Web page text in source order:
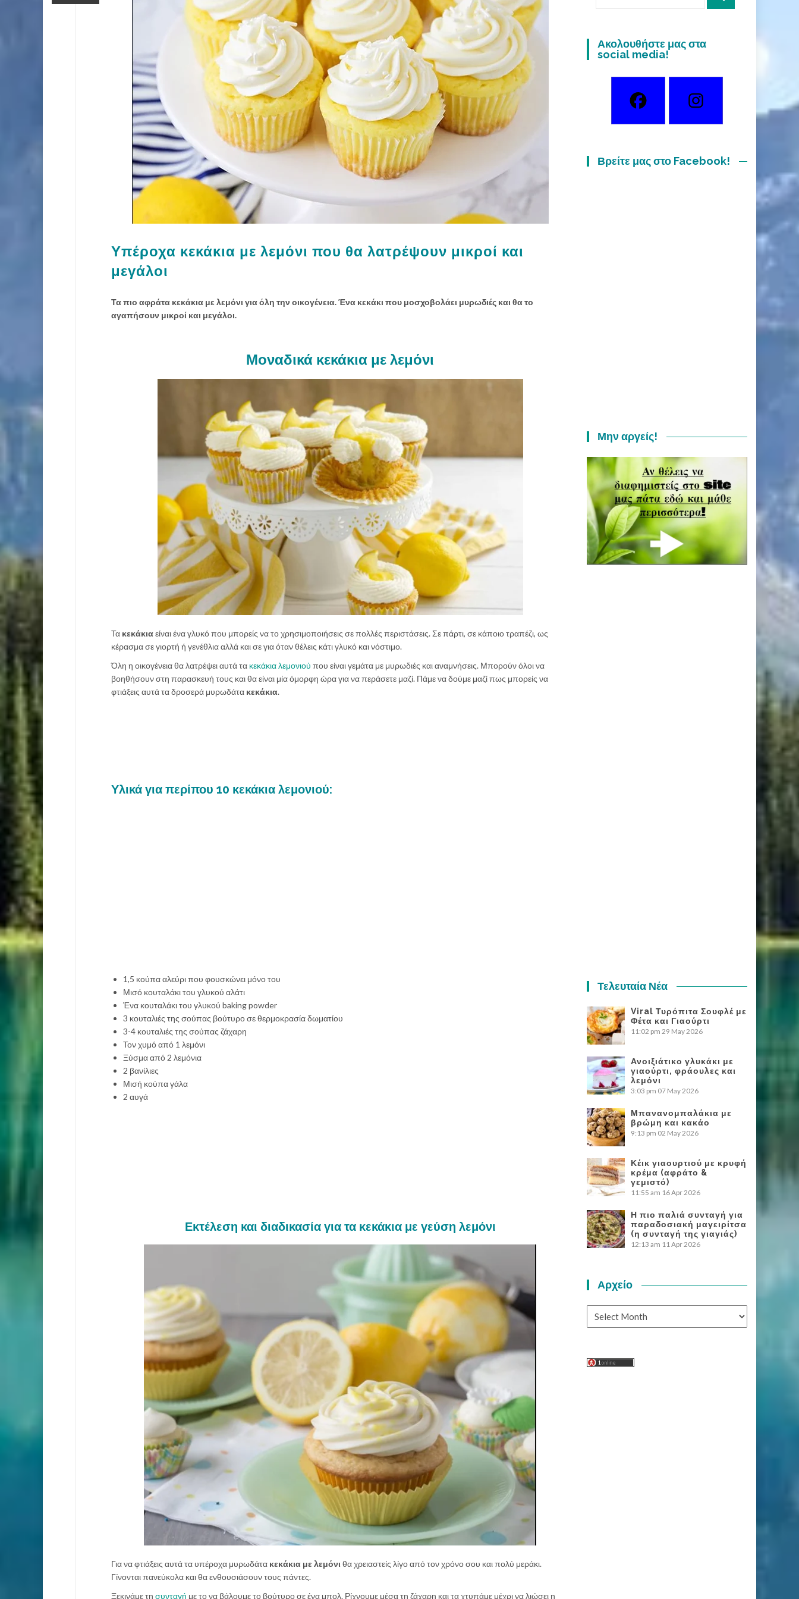
Υπέροχα κεκάκια με λεμόνι που θα λατρέψουν μικροί και
μεγάλοι
Τα πιο αφράτα κεκάκια με λεμόνι για όλη την οικογένεια. Ένα κεκάκι που μοσχοβολάει μυρωδιές και θα το
αγαπήσουν μικροί και μεγάλοι.
Μοναδικά κεκάκια με λεμόνι
Τα κεκάκιαείναι ένα γλυκό που μπορείς να το χρησιμοποιήσεις σε πολλές περιστάσεις. Σε πάρτι, σε κάποιο τραπέζι, ως
κέρασμα σε γιορτή ή γενέθλια αλλά και σε για όταν θέλεις κάτι γλυκό και νόστιμο.
Όλη η οικογένεια θα λατρέψει αυτά τα κεκάκια λεμονιού που είναι γεμάτα με μυρωδιές και αναμνήσεις. Μπορούν όλοι να
βοηθήσουν στη παρασκευή τους και θα είναι μία όμορφη ώρα για να περάσετε μαζί. Πάμε να δούμε μαζί πως μπορείς να
φτιάξεις αυτά τα δροσερά μυρωδάτα κεκάκια.
Υλικά για περίπου 10 κεκάκια λεμονιού:
1,5 κούπα αλεύρι που φουσκώνει μόνο του
Μισό κουταλάκι του γλυκού αλάτι
Ένα κουταλάκι του γλυκού baking powder
3 κουταλιές της σούπας βούτυρο σε θερμοκρασία δωματίου
3-4 κουταλιές της σούπας ζάχαρη
Τον χυμό από 1 λεμόνι
Ξύσμα από 2 λεμόνια
2 βανίλιες
Μισή κούπα γάλα
2 αυγά
Εκτέλεση και διαδικασία για τα κεκάκια με γεύση λεμόνι
Για να φτιάξεις αυτά τα υπέροχα μυρωδάτα κεκάκια με λεμόνι θα χρειαστείς λίγο από τον χρόνο σου και πολύ μεράκι.
Γίνονται πανεύκολα και θα ενθουσιάσουν τους πάντες.
Ξεκινάμε τη συνταγή με το να βάλουμε το βούτυρο σε ένα μπολ. Ρίχνουμε μέσα τη ζάχαρη και τα χτυπάμε μέχρι να λιώσει η
Ακολουθήστε μας στα
social media!
Βρείτε μας στο Facebook!
Μην αργείς!
Τελευταία Νέα
Viral Τυρόπιτα Σουφλέ με
Φέτα και Γιαούρτι
11:02 pm 29 May 2026
Ανοιξιάτικο γλυκάκι με
γιαούρτι, φράουλες και
λεμόνι
3:03 pm 07 May 2026
Μπανανομπαλάκια με
βρώμη και κακάο
9:13 pm 02 May 2026
Κέικ γιαουρτιού με κρυφή
κρέμα (αφράτο &
γεμιστό)
11:55 am 16 Apr 2026
Η πιο παλιά συνταγή για
παραδοσιακή μαγειρίτσα
(η συνταγή της γιαγιάς)
12:13 am 11 Apr 2026
Αρχείο